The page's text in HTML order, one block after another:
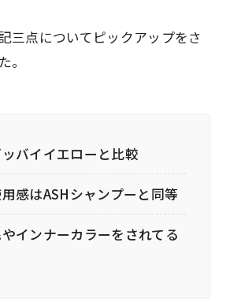
三点についてピックアップをさ
。
バイイエローと比較
感はASHシャンプーと同等
インナーカラーをされてる